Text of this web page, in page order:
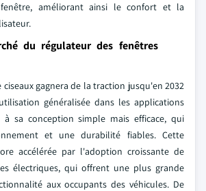
améliorant ainsi le confort et la
du régulateur des fenêtres
ciseaux gagnera de la traction jusqu'en 2032
généralisée dans les applications
à sa conception simple mais efficace, qui
et une durabilité fiables. Cette
accélérée par l'adoption croissante de
électriques, qui offrent une plus grande
aux occupants des véhicules. De